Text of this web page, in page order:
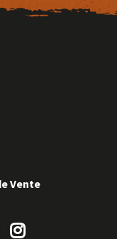
Vente
Suivez-